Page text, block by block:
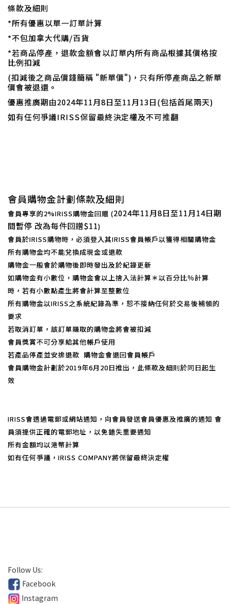
條款及細則
*所有優惠以單一訂單計算
*不包加拿大代購/百貨
*若商品停產，退款金額會以訂單内所有商品根據其價格按
比例扣減
(扣減後之商品價錢簡稱 "新單價")，只有所停產商品之新單
價會被退還。
優惠推廣期由2024年11月8日至11月13日(包括首尾兩天)
如有任何爭議IRISS保留最終決定權及不可推翻
會員購物金計劃條款及細則
會員專享的2%IRISS購物金回贈 (2024年11月8日至11月14日期
間暫停 改為每件回贈$11)
會員於IRISS購物時，必須登入其IRISS會員帳戶以獲得相關購物金
所有購物金均不能兌換成現金或退款
購物金一般會於購物後即時發出及於紀錄更新
如購物金有小數位，購物金會以上捨入法計算＊以百分比％計算
時，若有小數點產生將會計算至整數位
所有購物金以IRISS之系統紀錄為準，恕不接納任何於交易後補領的
要求
若取消訂單，該訂單賺取的購物金將會被扣減
會員獎賞不可分享給其他帳戶使用
若產品停產並安排退款 購物金會退回會員帳戶
會員購物金計劃於2019年6月20日推出，此條款及細則於同日起生
效
IRISS會透過電郵或網站通知，向會員發送會員優惠及推廣的通知 會
員須提供正確的電郵地址，以免錯失重要通知
所有金額均以港幣計算
如有任何爭議，IRISS COMPANY將保留最終決定權
Follow Us:
Facebook
Instagram